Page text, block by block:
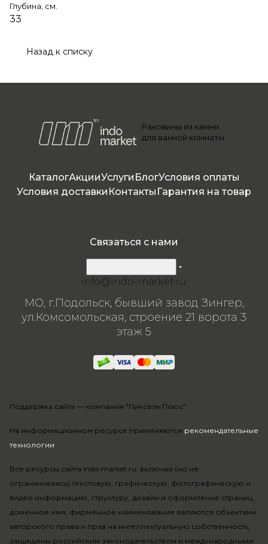
Глубина, см.
33
Назад к списку
Раковины из камня
для ванной комнаты
КаталогАкцииУслуги БлогУсловия оплаты
Условия доставки Контакты Гарантия на товар
На информационном ресурсе применяются рекомендательные
технологии.
Все ресурсы сайта indo-market.ru, включая (но не
ограничиваясь) текстовую, графическую, фотографическую и
видео информацию, структуру, дизайн и оформление страниц,
доменное имя, фирменное наименование являются объектами
авторского права и прав на интеллектуальную собственность,
защищены российским законодательством и международными
Связаться с нами
info@indo-market.ru
МО, г.Подольск, бывший завод Зингер,
ул.Комсомольская, строение 21 ворота 3
этаж 5
Поддержка сайта — компания "Пиксель Плюс"